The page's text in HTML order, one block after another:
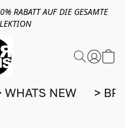
RABATT AUF DIE GESAMTE
WHATS NEW >